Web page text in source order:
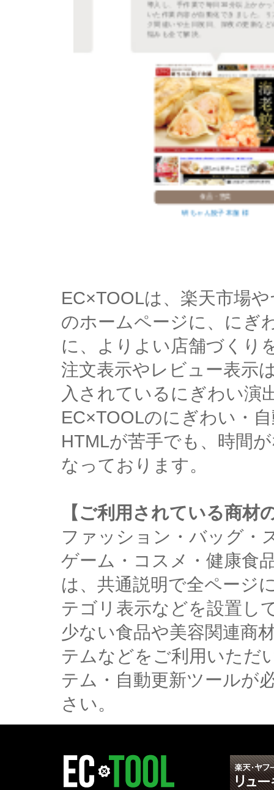
導入し、手作業で毎日30分以上かかって
いた作業内容が自動化できました。リン
ク間違いや土日祝日、深夜の更新などの
悩みも全て解決。
研ちゃん餃子本舗 様
EC×TOOLは、楽天市場
のホームページに、にぎ
に、よりよい店舗づくり
注文表示やレビュー表示
入されているにぎわい演
EC×TOOLのにぎわい・
HTMLが苦手でも、時間
なっております。
【ご利用されている商材
ファッション・バッグ・
ゲーム・コスメ・健康食
は、共通説明で全ページ
テゴリ表示などを設置し
少ない食品や美容関連商
テムなどをご利用いただ
テム・自動更新ツールが
さい。